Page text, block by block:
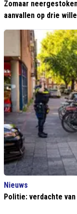
Zomaar
aanvallen op drie
Nieuws
Politie: verdachte